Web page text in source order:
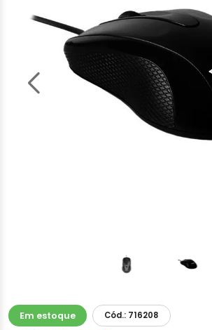
Em estoque Cód.: 716208